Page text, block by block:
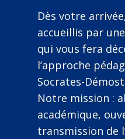
Dès votre
accueillis par
qui vous fera
l’approche
Socrates-
Notre mission :
académique,
transmission de